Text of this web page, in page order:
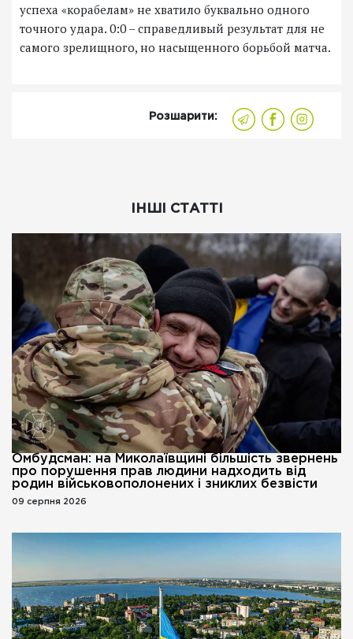
успеха «корабелам» не хватило буквально одного
точного удара. 0:0 – справедливый результат для не
самого зрелищного, но насыщенного борьбой матча.
Розшарити:
ІНШІ СТАТТІ
Омбудсман: на Миколаївщині більшість звернень
про порушення прав людини надходить від
родин військовополонених і зниклих безвісти
09 серпня 2026